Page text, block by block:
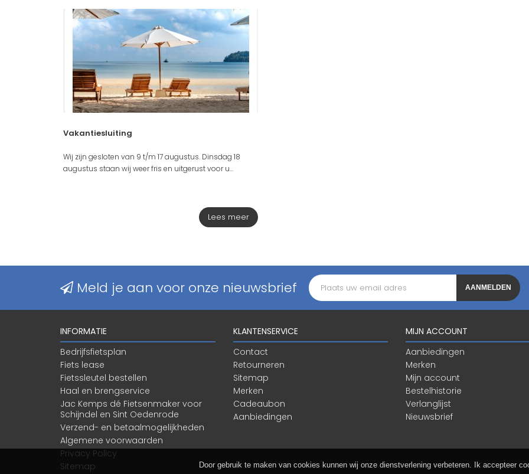
Vakantiesluiting
Wij zijn gesloten van 9 t/m 17 augustus. Dinsdag 18
augustus staan wij weer fris en uitgerust voor u...
Lees meer
Meld je aan voor onze nieuwsbrief AANMELDEN
INFORMATIE
Bedrijfsfietsplan
Fiets lease
Fietssleutel bestellen
Haal en brengservice
Jac Kemps dé Fietsenmaker voor
Schijndel en Sint Oedenrode
Verzend- en betaalmogelijkheden
Algemene voorwaarden
Privacy Policy
Sitemap
KLANTENSERVICE
Contact
Retourneren
Sitemap
Merken
Cadeaubon
Aanbiedingen
MIJN ACCOUNT
Aanbiedingen
Merken
Mijn account
Bestelhistorie
Verlanglijst
Nieuwsbrief
Door gebruik te maken van cookies kunnen wij onze dienstverlening verbeteren. Ik accepteer